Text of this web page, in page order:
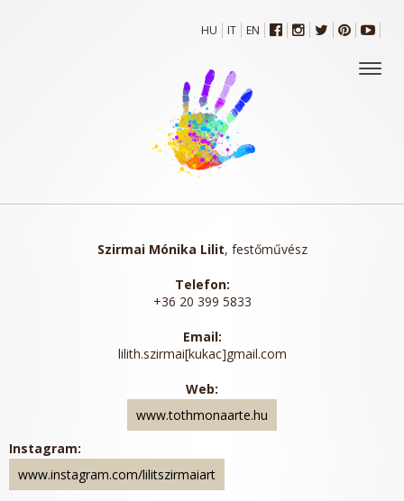
HU IT EN
Szirmai Mónika Lilit, festőművész
Telefon:
+36 20 399 5833
Email:
lilith.szirmai[kukac]gmail.com
Web:
www.tothmonaarte.hu
Instagram:
www.instagram.com/lilitszirmaiart